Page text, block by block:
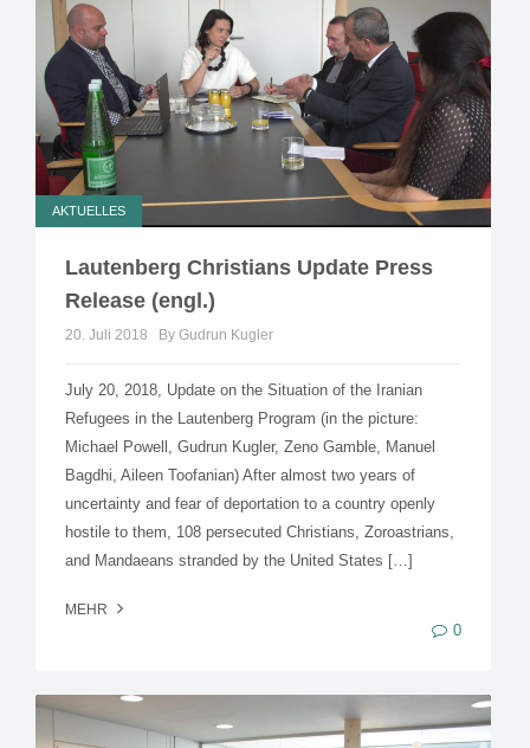
AKTUELLES
Lautenberg Christians Update Press
Release (engl.)
20. Juli 2018 By Gudrun Kugler
July 20, 2018, Update on the Situation of the Iranian
Refugees in the Lautenberg Program (in the picture:
Michael Powell, Gudrun Kugler, Zeno Gamble, Manuel
Bagdhi, Aileen Toofanian) After almost two years of
uncertainty and fear of deportation to a country openly
hostile to them, 108 persecuted Christians, Zoroastrians,
and Mandaeans stranded by the United States […]
MEHR
0